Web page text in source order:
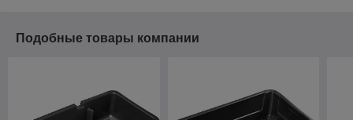
Подобные товары компании